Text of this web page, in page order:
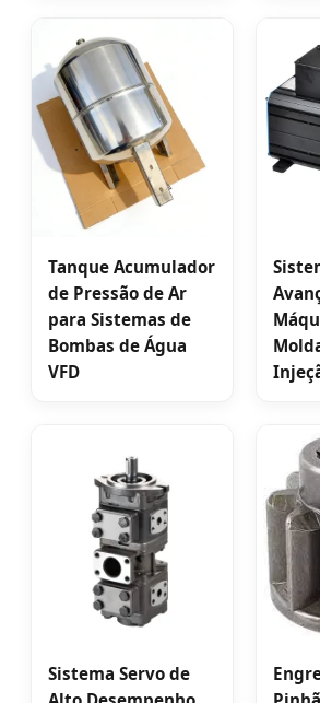
Tanque Acumulador
de Pressão de Ar
para Sistemas de
Bombas de Água
VFD
Sistema Servo de